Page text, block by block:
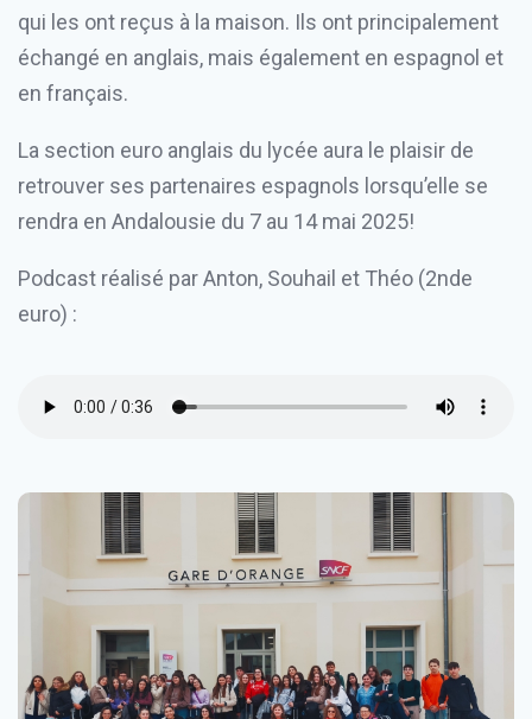
qui les ont reçus à la maison. Ils ont principalement
échangé en anglais, mais également en espagnol et
en français.
La section euro anglais du lycée aura le plaisir de
retrouver ses partenaires espagnols lorsqu’elle se
rendra en Andalousie du 7 au 14 mai 2025!
Podcast réalisé par Anton, Souhail et Théo (2nde
euro) :